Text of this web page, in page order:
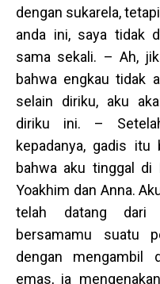
dengan sukarela,
anda ini, saya tidak
sama sekali. – Ah,
bahwa engkau tidak
selain diriku, aku
diriku ini. –
kepadanya, gadis itu
bahwa aku tinggal di
Yoakhim dan Anna.
telah datang dari
bersamamu suatu
dengan mengambil
emas, ia